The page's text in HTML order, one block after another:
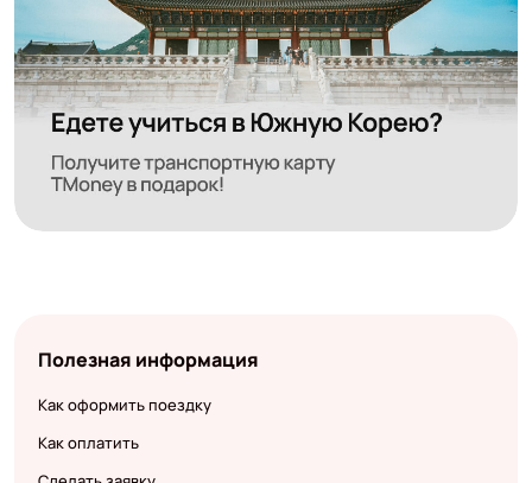
Полезная информация
Как оформить поездку
Как оплатить